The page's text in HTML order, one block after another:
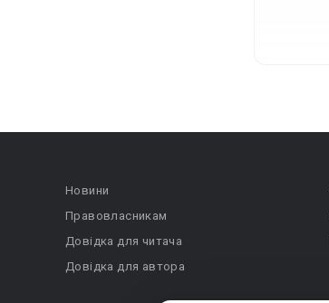
Новини
Правовласникам
Довідка для читача
Довідка для автора